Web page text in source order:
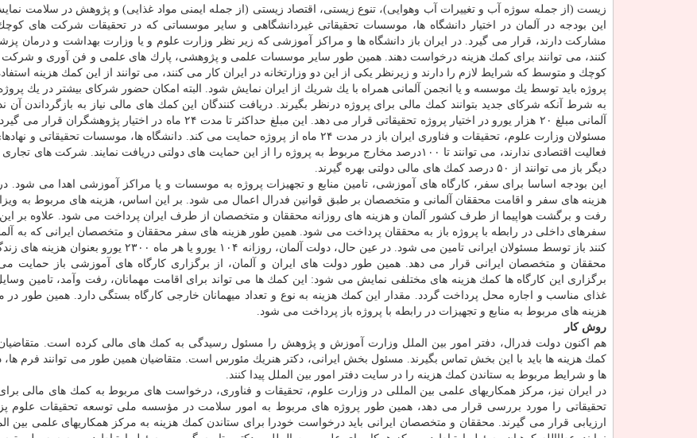
زیست (از جمله سوژه آب و تغییرات آب وهوایی)، تنوع زیستی، اقتصاد زیستی (از جمله ایمنی مواد غذایی) و پژوهش در سلامت
این بودجه در آلمان در اختیار دانشگاه ها، موسسات تحقیقاتی غیردانشگاهی و سایر موسساتی كه در تحقیقات شركت های
مشاركت دارند، قرار می گیرد. در ایران باز دانشگاه ها و مراكز آموزشی كه زیر نظر وزارت علوم و یا وزارت بهداشت و درمان
كنند، می توانند برای كمك هزینه درخواست دهند. همین طور سایر موسسات علمی و پژوهشی، پارك های علمی و فن آوری و
كوچك و متوسط كه شرایط لازم را دارند و زیرنظر یكی از این دو وزارتخانه در ایران كار می كنند، می توانند از این كمك هزینه
پروژه باید توسط یك موسسه و یا انجمن آلمانی همراه با یك شریك از ایران نمایش شود. البته امكان حضور شركای بیشتر در یك
به شرط آنكه شركای جدید بتوانند كمك مالی برای پروژه درنظر بگیرند. دریافت كنندگان این كمك های مالی نیاز به بازگرداندن آن
آلمانی مبلغ ۲۰ هزار یورو در اختیار پروژه تحقیقاتی قرار می دهد. این مبلغ حداكثر تا مدت ۲۴ ماه در اختیار
مسئولان وزارت علوم، تحقیقات و فناوری ایران باز در مدت ۲۴ ماه از پروژه حمایت می كند. دانشگاه ها، موسسات
فعالیت اقتصادی ندارند، می توانند تا ۱۰۰درصد مخارج مربوط به پروژه را از این حمایت های دولتی دریافت نمایند. شركت
دیگر باز می توانند از ۵۰ درصد كمك های مالی دولتی بهره گیرند.
این بودجه اساسا برای سفر، كارگاه های آموزشی، تامین منابع و تجهیزات پروژه به موسسات و یا مراكز آموزشی اهدا می شود. در
هزینه های سفر و اقامت محققان آلمانی و متخصصان بر طبق قوانین فدرال اعمال می شود. بر این اساس، هزینه های مربوط به
رفت و برگشت هواپیما از طرف كشور آلمان و هزینه های روزانه محققان و متخصصان از طرف ایران پرداخت می شود. علاوه بر
سفرهای داخلی در رابطه با پروژه باز به محققان پرداخت می شود. همین طور هزینه های سفر محققان و متخصصان ایرانی كه به
كنند باز توسط مسئولان ایرانی تامین می شود. در عین حال، دولت آلمان، روزانه ۱۰۴ یورو یا هر ماه
محققان و متخصصان ایرانی قرار می دهد. همین طور دولت های ایران و آلمان، از برگزاری كارگاه های آموزشی باز حمایت می
برگزاری این كارگاه ها كمك هزینه های مختلفی نمایش می شود: این كمك ها می تواند برای اقامت مهمانان، رفت وآمد، تامین وسایل
غذای مناسب و اجاره محل پرداخت گردد. مقدار این كمك هزینه به نوع و تعداد میهمانان خارجی كارگاه بستگی دارد. همین طور در
هزینه های مربوط به منابع و تجهیزات در رابطه با پروژه باز پرداخت می شود.
روش كار
هم اكنون دولت فدرال، دفتر امور بین الملل وزارت آموزش و پژوهش را مسئول رسیدگی به كمك های مالی كرده است. متقاضیان
كمك هزینه ها باید با این بخش تماس بگیرند. مسئول بخش ایرانی، دكتر هنریك مئورس است. متقاضیان همین طور می توانند فرم ها،
ها و شرایط مربوط به ستاندن كمك هزینه را در سایت دفتر امور بین الملل پیدا كنند.
در ایران نیز، مركز همكاریهای علمی بین المللی در وزارت علوم، تحقیقات و فناوری، درخواست های مربوط به كمك های مالی
تحقیقاتی را مورد بررسی قرار می دهد، همین طور پروژه های مربوط به امور سلامت در مؤسسه ملی توسعه تحقیقات علوم
ارزیابی قرار می گیرند. محققان و متخصصان ایرانی باید درخواست خودرا برای ستاندن كمك هزینه به مركز همكاریهای علمی بین